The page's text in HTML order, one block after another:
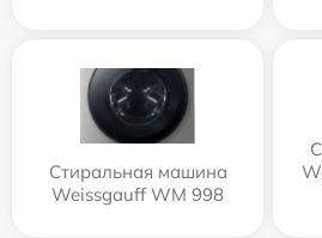
Стиральная машина
Weissgauff WM 998